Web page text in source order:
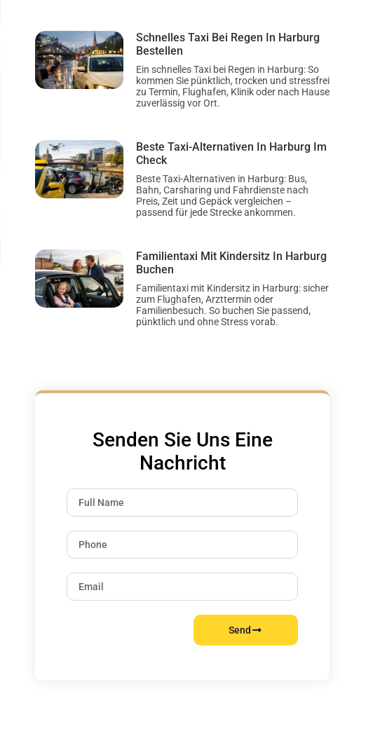
Schnelles Taxi Bei Regen In Harburg
Bestellen
Ein schnelles Taxi bei Regen in Harburg: So
kommen Sie pünktlich, trocken und stressfrei
zu Termin, Flughafen, Klinik oder nach Hause
zuverlässig vor Ort.
Beste Taxi-Alternativen In Harburg Im
Check
Beste Taxi-Alternativen in Harburg: Bus,
Bahn, Carsharing und Fahrdienste nach
Preis, Zeit und Gepäck vergleichen –
passend für jede Strecke ankommen.
Familientaxi Mit Kindersitz In Harburg
Buchen
Familientaxi mit Kindersitz in Harburg: sicher
zum Flughafen, Arzttermin oder
Familienbesuch. So buchen Sie passend,
pünktlich und ohne Stress vorab.
Senden Sie Uns Eine
Nachricht
Send